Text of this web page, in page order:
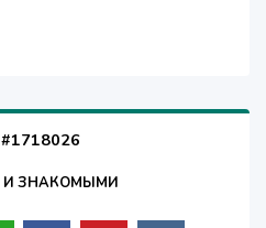
И ЗНАКОМЫМИ